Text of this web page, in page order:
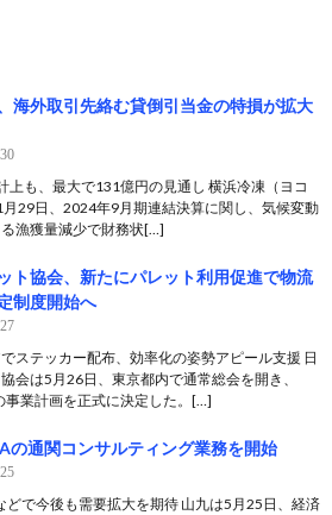
海外取引先絡む貸倒引当金の特損が拡大
上も、最大で131億円の見通し 横浜冷凍（ヨコ
月29日、2024年9月期連結決算に関し、気候変動
漁獲量減少で財務状[…]
ト協会、新たにパレット利用促進で物流
制度開始へ
ステッカー配布、効率化の姿勢アピール支援 日
会は5月26日、東京都内で通常総会を開き、
事業計画を正式に決定した。[…]
の通関コンサルティング業務を開始
どで今後も需要拡大を期待 山九は5月25日、経済